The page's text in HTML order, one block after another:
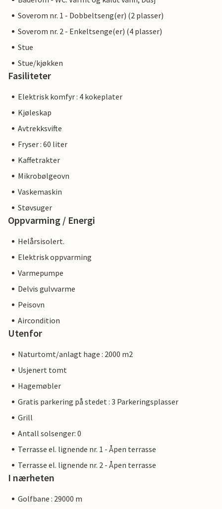
Soverom nr. 1 - Dobbeltseng(er) (2 plasser)
Soverom nr. 2 - Enkeltsenge(er) (4 plasser)
Stue
Stue/kjøkken
Fasiliteter
Elektrisk komfyr : 4 kokeplater
Kjøleskap
Avtrekksvifte
Fryser : 60 liter
Kaffetrakter
Mikrobølgeovn
Vaskemaskin
Støvsuger
Oppvarming / Energi
Helårsisolert.
Elektrisk oppvarming
Varmepumpe
Delvis gulvvarme
Peisovn
Aircondition
Utenfor
Naturtomt/anlagt hage : 2000 m2
Usjenert tomt
Hagemøbler
Gratis parkering på stedet : 3 Parkeringsplasser
Grill
Antall solsenger: 0
Terrasse el. lignende nr. 1 - Åpen terrasse
Terrasse el. lignende nr. 2 - Åpen terrasse
I nærheten
Golfbane : 29000 m